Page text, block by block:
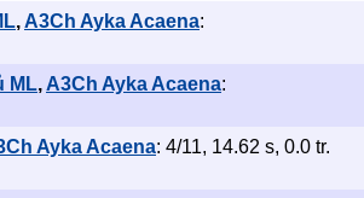
,A3Ch Ayka Acaena:
ML, A3Ch Ayka Acaena:
Ayka Acaena: 4/11, 14.62 s, 0.0 tr.